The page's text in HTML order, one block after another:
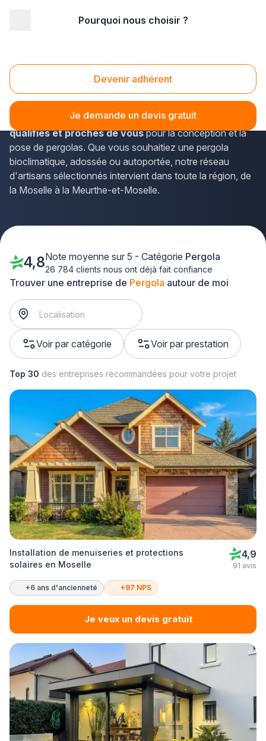
Pourquoi nous choisir ?
Devenir adhérent
Je demande un devis gratuit
Pergolas Lorraine
Vous envisagez d'installer une pergola en Lorraine pour
créer un nouvel espace de vie extérieur ? La solution Plus
que pro vous met en relation avecdes professionnels
qualifiés et proches de vouspour la conception et la
pose de pergolas. Que vous souhaitiez une pergola
bioclimatique, adossée ou autoportée, notre réseau
d'artisans sélectionnés intervient dans toute la région, de
la Moselle à la Meurthe-et-Moselle.
Trouver une entreprise de Pergola autour de moi
Voir par catégorie Voir par prestation
4,8Note moyenne sur 5 - Catégorie Pergola
26 784 clients nous ont déjà fait confiance
Top 30 des entreprises recommandées pour votre projet
Installation de menuiseries et protections
solaires en Moselle
4,9
91 avis
+6 ans d'ancienneté +97 NPS
Je veux un devis gratuit